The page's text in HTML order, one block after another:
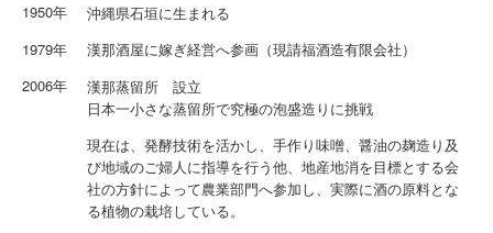
1950年
沖縄県石垣に生まれる
1979年
漢那酒屋に嫁ぎ経営へ参画（現請福酒造有限会社）
2006年
漢那蒸留所 設立
日本一小さな蒸留所で究極の泡盛造りに挑戦
現在は、発酵技術を活かし、手作り味噌、醤油の麹造り及
び地域のご婦人に指導を行う他、地産地消を目標とする会
社の方針によって農業部門へ参加し、実際に酒の原料とな
る植物の栽培している。